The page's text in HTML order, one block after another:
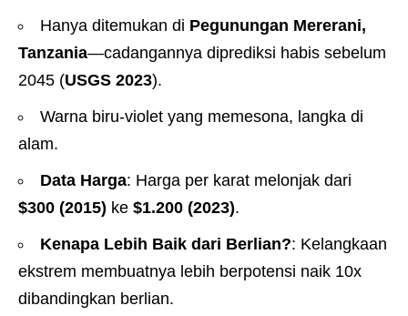
Hanya ditemukan di Pegunungan Mererani,
Tanzania—cadangannya diprediksi habis sebelum
2045 (USGS 2023).
Warna biru-violet yang memesona, langka di
alam.
Data Harga: Harga per karat melonjak dari
$300 (2015) ke $1.200 (2023).
Kenapa Lebih Baik dari Berlian?: Kelangkaan
ekstrem membuatnya lebih berpotensi naik 10x
dibandingkan berlian.